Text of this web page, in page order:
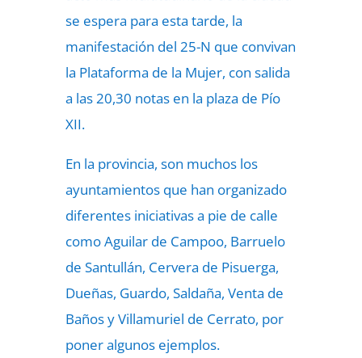
se espera para esta tarde, la
manifestación del 25-N que convivan
la Plataforma de la Mujer, con salida
a las 20,30 notas en la plaza de Pío
XII.
En la provincia, son muchos los
ayuntamientos que han organizado
diferentes iniciativas a pie de calle
como Aguilar de Campoo, Barruelo
de Santullán, Cervera de Pisuerga,
Dueñas, Guardo, Saldaña, Venta de
Baños y Villamuriel de Cerrato, por
poner algunos ejemplos.